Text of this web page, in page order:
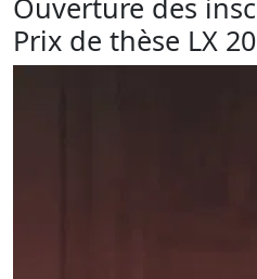
Ouverture des
Prix de thèse LX